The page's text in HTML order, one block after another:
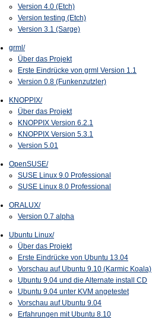
Version 4.0 (Etch)
Version testing (Etch)
Version 3.1 (Sarge)
grml/
Über das Projekt
Erste Eindrücke von grml Version 1.1
Version 0.8 (Funkenzutzler)
KNOPPIX/
Über das Projekt
KNOPPIX Version 6.2.1
KNOPPIX Version 5.3.1
Version 5.01
OpenSUSE/
SUSE Linux 9.0 Professional
SUSE Linux 8.0 Professional
ORALUX/
Version 0.7 alpha
Ubuntu Linux/
Über das Projekt
Erste Eindrücke von Ubuntu 13.04
Vorschau auf Ubuntu 9.10 (Karmic Koala)
Ubuntu 9.04 und die Alternate install CD
Ubuntu 9.04 unter KVM angetestet
Vorschau auf Ubuntu 9.04
Erfahrungen mit Ubuntu 8.10